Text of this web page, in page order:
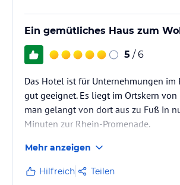
Traumpfad Saynsteig
Der Saynsteig führt von Bendorf-Sayn, in der
durch das romantische Sayntal und bietet eine
malerischen Bächen.
Rhein-Burgen-Weg
Der Rhein-Burgen-Weg ist ein langer
Braubach aus Abschnitte dieses Weges
Ein gemütliches Haus zum
5 / 6
Das Hotel ist für Unternehmungen im
gut geeignet. Es liegt im Ortskern von
man gelangt von dort aus zu Fuß in
Minuten zur Rhein-Promenade.
Mehr anzeigen
Hilfreich Teilen